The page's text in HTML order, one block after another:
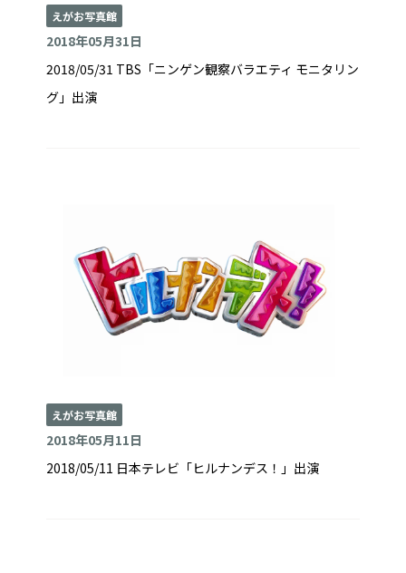
えがお写真館
2018年05月31日
2018/05/31 TBS「ニンゲン観察バラエティ モニタリン
グ」出演
えがお写真館
2018年05月11日
2018/05/11 日本テレビ「ヒルナンデス！」出演